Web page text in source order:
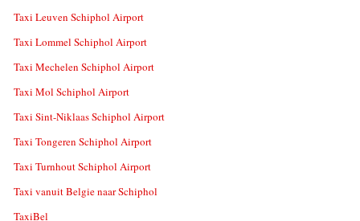
Taxi Leuven Schiphol Airport
Taxi Lommel Schiphol Airport
Taxi Mechelen Schiphol Airport
Taxi Mol Schiphol Airport
Taxi Sint-Niklaas Schiphol Airport
Taxi Tongeren Schiphol Airport
Taxi Turnhout Schiphol Airport
Taxi vanuit Belgie naar Schiphol
TaxiBel